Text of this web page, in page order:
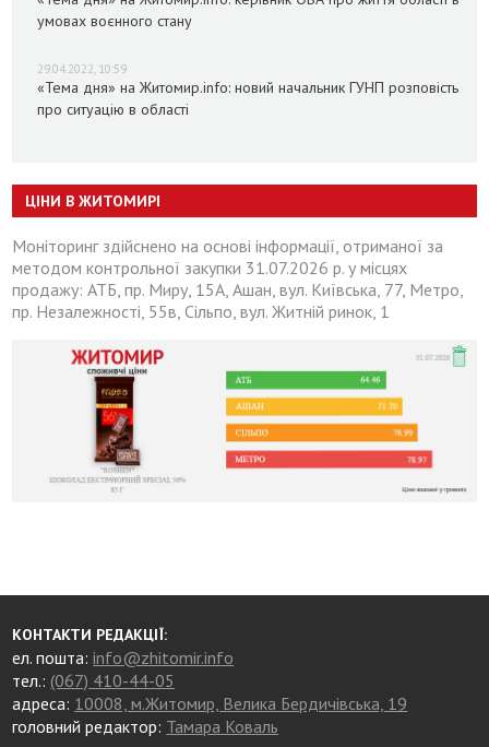
умовах воєнного стану
29.04.2022, 10:59
«Тема дня» на Житомир.info: новий начальник ГУНП розповість
про ситуацію в області
ЦІНИ В ЖИТОМИРІ
Моніторинг здійснено на основі інформації, отриманої за
методом контрольної закупки 31.07.2026 р. у місцях
продажу: АТБ, пр. Миру, 15А, Ашан, вул. Київська, 77, Метро,
пр. Незалежності, 55в, Сільпо, вул. Житній ринок, 1
КОНТАКТИ РЕДАКЦІЇ:
ел. пошта:info@zhitomir.info
тел.: (067) 410-44-05
адреса: 10008, м.Житомир, Велика Бердичівська, 19
головний редактор: Тамара Коваль